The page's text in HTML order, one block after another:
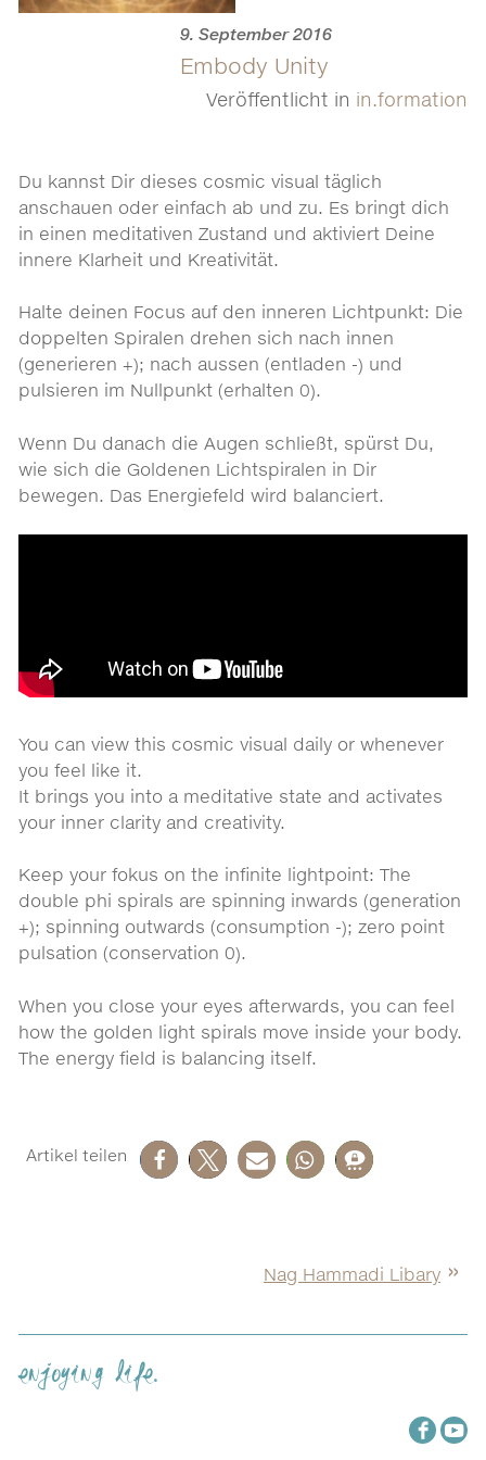
9. September 2016
Embody Unity
Veröffentlicht in in.formation
Du kannst Dir dieses cosmic visual täglich
anschauen oder einfach ab und zu. Es bringt dich
in einen meditativen Zustand und aktiviert Deine
innere Klarheit und Kreativität.
Halte deinen Focus auf den inneren Lichtpunkt: Die
doppelten Spiralen drehen sich nach innen
(generieren +); nach aussen (entladen -) und
pulsieren im Nullpunkt (erhalten 0).
Wenn Du danach die Augen schließt, spürst Du,
wie sich die Goldenen Lichtspiralen in Dir
bewegen. Das Energiefeld wird balanciert.
You can view this cosmic visual daily or whenever
you feel like it.
It brings you into a meditative state and activates
your inner clarity and creativity.
Keep your fokus on the infinite lightpoint: The
double phi spirals are spinning inwards (generation
+); spinning outwards (consumption -); zero point
pulsation (conservation 0).
When you close your eyes afterwards, you can feel
how the golden light spirals move inside your body.
The energy field is balancing itself.
Nag Hammadi Libary
enjoying life.